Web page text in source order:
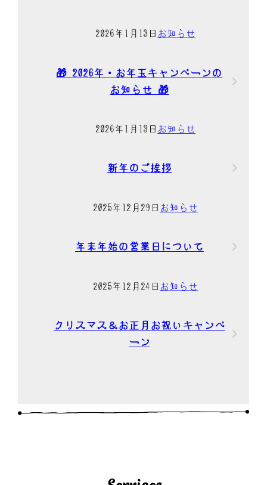
2026年1月13日 お知らせ
🎁 2026年・お年玉キャンペーンの
お知らせ 🎁
2026年1月13日 お知らせ
新年のご挨拶
2025年12月29日 お知らせ
年末年始の営業日について
2025年12月24日 お知らせ
クリスマス＆お正月お祝いキャンペ
ーン